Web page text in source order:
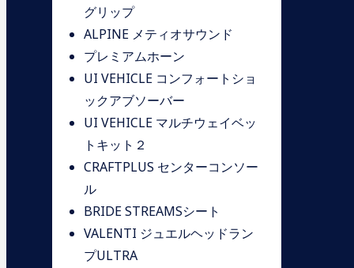
グリップ
ALPINE メティオサウンド
プレミアムホーン
UI VEHICLE コンフォートショ
ックアブソーバー
UI VEHICLE マルチウェイベッ
トキット２
CRAFTPLUS センターコンソー
ル
BRIDE STREAMSシート
VALENTI ジュエルヘッドラン
プULTRA